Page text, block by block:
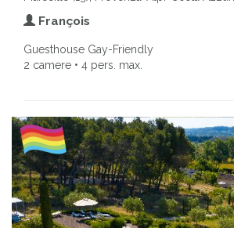
François
Guesthouse Gay-Friendly
2 camere • 4 pers. max.